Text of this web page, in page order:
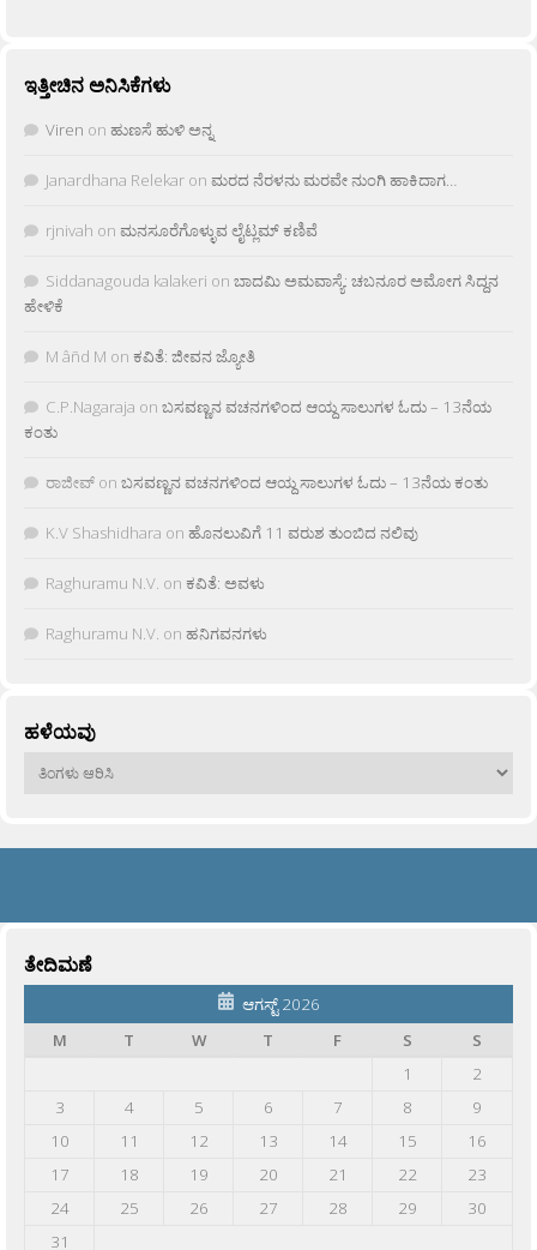
ಇತ್ತೀಚಿನ ಅನಿಸಿಕೆಗಳು
Viren on ಹುಣಸೆ ಹುಳಿ ಅನ್ನ
Janardhana Relekar on ಮರದ ನೆರಳನು ಮರವೇ ನುಂಗಿ ಹಾಕಿದಾಗ…
rjnivah on ಮನಸೂರೆಗೊಳ್ಳುವ ಲೈಟ್ಲಮ್ ಕಣಿವೆ
Siddanagouda kalakeri on ಬಾದಮಿ ಅಮವಾಸ್ಯೆ: ಚಬನೂರ ಅಮೋಗ ಸಿದ್ದನ
ಹೇಳಿಕೆ
M âñd M on ಕವಿತೆ: ಜೀವನ ಜ್ಯೋತಿ
C.P.Nagaraja on ಬಸವಣ್ಣನ ವಚನಗಳಿಂದ ಆಯ್ದ ಸಾಲುಗಳ ಓದು – 13ನೆಯ
ಕಂತು
ರಾಜೀವ್ on ಬಸವಣ್ಣನ ವಚನಗಳಿಂದ ಆಯ್ದ ಸಾಲುಗಳ ಓದು – 13ನೆಯ ಕಂತು
K.V Shashidhara on ಹೊನಲುವಿಗೆ 11 ವರುಶ ತುಂಬಿದ ನಲಿವು
Raghuramu N.V. on ಕವಿತೆ: ಅವಳು
Raghuramu N.V. on ಹನಿಗವನಗಳು
ಹಳೆಯವು
ಹಳೆಯವು
ತೇದಿಮಣೆ
ಆಗಸ್ಟ್ 2026
M
T W T F S
S
1
2
3
4 5 6 7 8
9
10
11 12 13 14 15
16
17
18 19 20 21 22
23
24
25 26 27 28 29
30
31